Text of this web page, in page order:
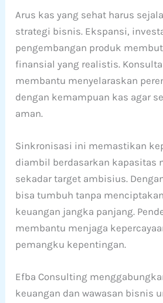
Arus kas yang sehat harus
strategi bisnis. Ekspansi,
pengembangan produk
finansial yang realistis.
membantu menyelaraskan
dengan kemampuan kas agar
aman.
Sinkronisasi ini memastikan
diambil berdasarkan kapasitas
sekadar target ambisius.
bisa tumbuh tanpa
keuangan jangka panjang.
membantu menjaga
pemangku kepentingan.
Efba Consulting
keuangan dan wawasan bisnis